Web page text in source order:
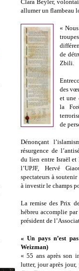
Clara Beyler,
allumer un flambeau
«
de
Zbili.
des
et une
la
de
Dénonçant
résurgence de
du lien entre Israël et
l’UPJF, Hervé
spectateurs à
à investir le champs
La remise des Prix
hébreu accomplie
président de
« Un pays n’est
Weizman)
« 55 ans après son
lutter, jour après jour,